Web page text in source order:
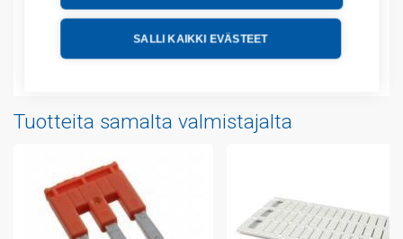
SALLI KAIKKI EVÄSTEET
Tekniset tiedot
Liitteet
Tuotteita samalta valmistajalta